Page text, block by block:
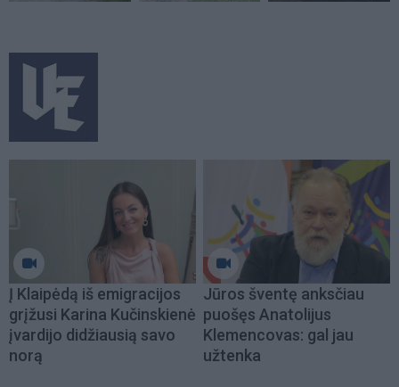
Į Klaipėdą iš emigracijos
grįžusi Karina Kučinskienė
įvardijo didžiausią savo
norą
Jūros šventę anksčiau
puošęs Anatolijus
Klemencovas: gal jau
užtenka